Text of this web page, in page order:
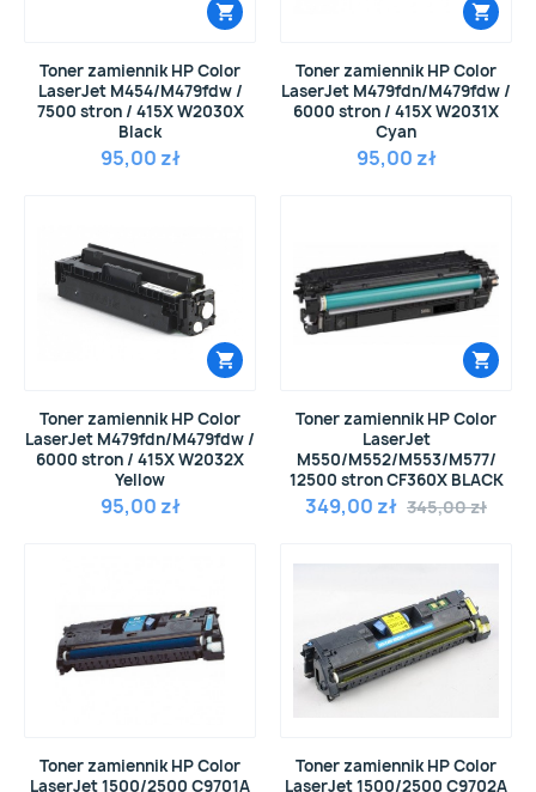
Toner zamiennik HP Color
LaserJet M454/M479fdw /
7500 stron / 415X W2030X
Black
95,00 zł
Toner zamiennik HP Color
LaserJet M479fdn/M479fdw /
6000 stron / 415X W2031X
Cyan
95,00 zł
Toner zamiennik HP Color
LaserJet M479fdn/M479fdw /
6000 stron / 415X W2032X
Yellow
95,00 zł
Toner zamiennik HP Color
LaserJet
M550/M552/M553/M577/
12500 stron CF360X BLACK
349,00 zł 345,00 zł
Toner zamiennik HP Color
LaserJet 1500/2500 C9701A
Toner zamiennik HP Color
LaserJet 1500/2500 C9702A